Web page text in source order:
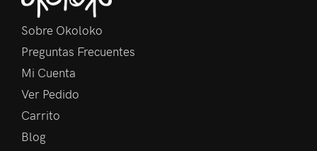
Sobre Okoloko
Preguntas Frecuentes
Mi Cuenta
Ver Pedido
Carrito
Blog